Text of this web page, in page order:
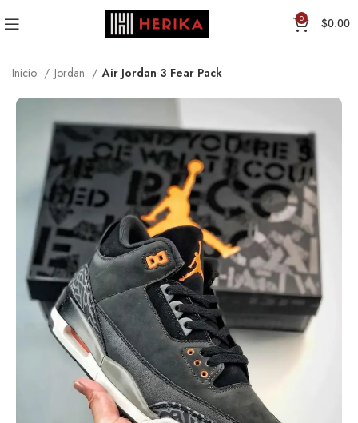
0 $0.00
Inicio Jordan Air Jordan 3 Fear Pack